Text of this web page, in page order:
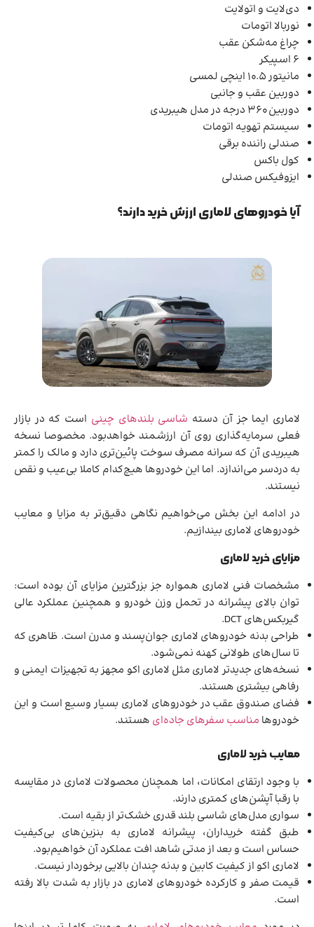
دی‌لایت و اتولایت
نوربالا اتومات
چراغ مه‌شکن عقب
6 اسپیکر
مانیتور 10.5 اینچی لمسی
دوربین عقب و جانبی
دوربین 360 درجه در مدل هیبریدی
سیستم تهویه اتومات
صندلی راننده برقی
کول باکس
ایزوفیکس صندلی
آیا خودروهای لاماری ارزش خرید دارند؟
لاماری ایما جز آن دسته شاسی بلندهای چینی است که در بازار
فعلی سرمایه‌گذاری روی آن ارزشمند خواهدبود. مخصوصا نسخه
هیبریدی آن که سرانه مصرف سوخت پائین‌تری دارد و مالک را کمتر
به دردسر می‌اندازد. اما این خودروها هیچ‌کدام کاملا بی‌عیب و نقص
نیستند.
در ادامه این بخش می‌خواهیم نگاهی دقیق‌تر به مزایا و معایب
خودروهای لاماری بیندازیم.
مزایای خرید لاماری
مشخصات فنی لاماری همواره جز بزرگترین مزایای آن بوده است:
توان بالای پیشرانه در تحمل وزن خودرو و همچنین عملکرد عالی
گیربکس‌های DCT.
طراحی بدنه خودروهای لاماری جوان‌پسند و مدرن است. ظاهری که
تا سال‌های طولانی کهنه نمی‌شود.
نسخه‌های جدیدتر لاماری مثل لاماری اکو مجهز به تجهیزات ایمنی و
رفاهی بیشتری هستند.
فضای صندوق عقب در خودروهای لاماری بسیار وسیع است و این
خودروها مناسب سفرهای جاده‌ای هستند.
معایب خرید لاماری
با وجود ارتقای امکانات، اما همچنان محصولات لاماری در مقایسه
با رقبا آپشن‌های کمتری دارند.
سواری مدل‌های شاسی بلند قدری خشک‌تر از بقیه است.
طبق گفته خریداران، پیشرانه لاماری به بنزین‌های بی‌کیفیت
حساس است و بعد از مدتی شاهد افت عملکرد آن خواهیم‌بود.
لاماری اکو از کیفیت کابین و بدنه چندان بالایی برخوردار نیست.
قیمت صفر و کارکرده خودروهای لاماری در بازار به شدت بالا رفته
است.